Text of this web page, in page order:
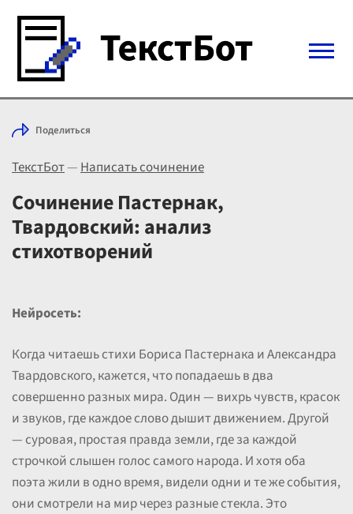
Войти с Telegram
Выбрать режим
Цены
Поделиться
ТекстБот—Написать сочинение
Сочинение Пастернак,
Твардовский: анализ
стихотворений
Нейросеть:
Когда читаешь стихи Бориса Пастернака и Александра
Твардовского, кажется, что попадаешь в два
совершенно разных мира. Один — вихрь чувств, красок
и звуков, где каждое слово дышит движением. Другой
— суровая, простая правда земли, где за каждой
строчкой слышен голос самого народа. И хотя оба
поэта жили в одно время, видели одни и те же события,
они смотрели на мир через разные стекла. Это